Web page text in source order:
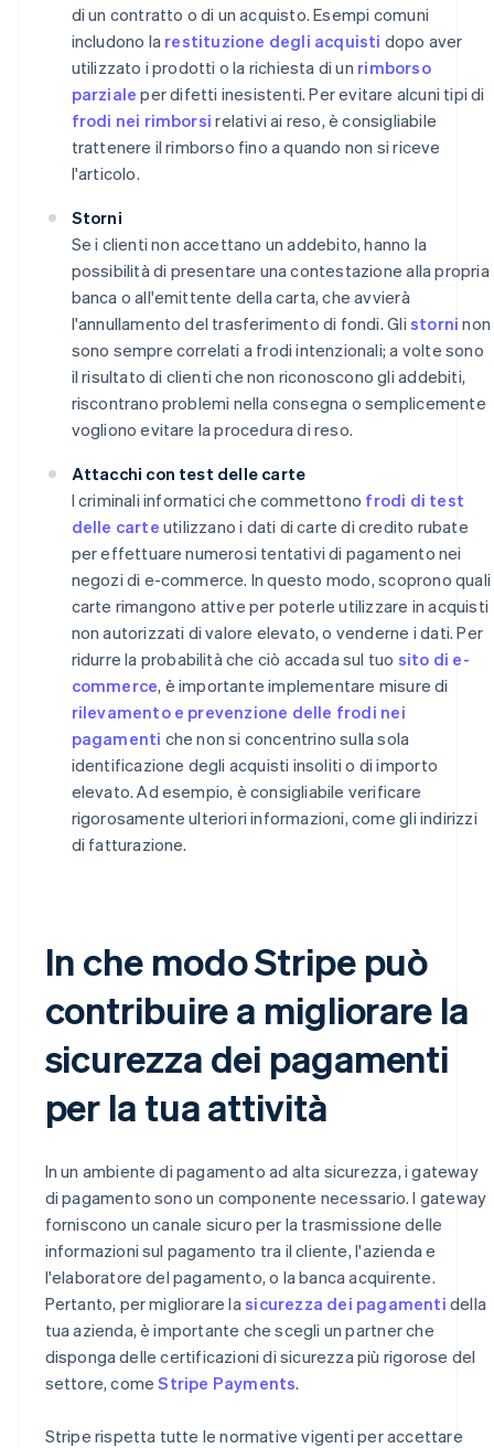
di un contratto o di un acquisto. Esempi comuni
includono la restituzione degli acquisti dopo aver
utilizzato i prodotti o la richiesta di un rimborso
parziale per difetti inesistenti. Per evitare alcuni tipi di
frodi nei rimborsi relativi ai reso, è consigliabile
trattenere il rimborso fino a quando non si riceve
l'articolo.
Storni
Se i clienti non accettano un addebito, hanno la
possibilità di presentare una contestazione alla propria
banca o all'emittente della carta, che avvierà
l'annullamento del trasferimento di fondi. Gli storni non
sono sempre correlati a frodi intenzionali; a volte sono
il risultato di clienti che non riconoscono gli addebiti,
riscontrano problemi nella consegna o semplicemente
vogliono evitare la procedura di reso.
Attacchi con test delle carte
I criminali informatici che commettono frodi di test
delle carte utilizzano i dati di carte di credito rubate
per effettuare numerosi tentativi di pagamento nei
negozi di e-commerce. In questo modo, scoprono quali
carte rimangono attive per poterle utilizzare in acquisti
non autorizzati di valore elevato, o venderne i dati. Per
ridurre la probabilità che ciò accada sul tuo sito di e-
commerce, è importante implementare misure di
rilevamento e prevenzione delle frodi nei
pagamenti che non si concentrino sulla sola
identificazione degli acquisti insoliti o di importo
elevato. Ad esempio, è consigliabile verificare
rigorosamente ulteriori informazioni, come gli indirizzi
di fatturazione.
In che modo Stripe può
contribuire a migliorare la
sicurezza dei pagamenti
per la tua attività
In un ambiente di pagamento ad alta sicurezza, i gateway
di pagamento sono un componente necessario. I gateway
forniscono un canale sicuro per la trasmissione delle
informazioni sul pagamento tra il cliente, l'azienda e
l'elaboratore del pagamento, o la banca acquirente.
Pertanto, per migliorare lasicurezza dei pagamenti della
tua azienda, è importante che scegli un partner che
disponga delle certificazioni di sicurezza più rigorose del
settore, comeStripe Payments.
Stripe rispetta tutte le normative vigenti per accettare